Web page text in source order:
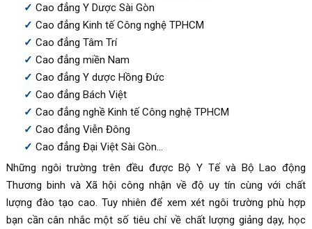
Cao đẳng Y Dược Sài Gòn
Cao đẳng Kinh tế Công nghệ TPHCM
Cao đẳng Tâm Trí
Cao đẳng miền Nam
Cao đẳng Y dược Hồng Đức
Cao đẳng Bách Việt
Cao đẳng nghề Kinh tế Công nghệ TPHCM
Cao đẳng Viễn Đông
Cao đẳng Đại Việt Sài Gòn…
Những ngôi trường trên đều được Bộ Y Tế và Bộ Lao động
Thương binh và Xã hội công nhận về độ uy tín cùng với chất
lượng đào tạo cao. Tuy nhiên để xem xét ngôi trường phù hợp
bạn cần cân nhắc một số tiêu chí về chất lượng giảng dạy, học